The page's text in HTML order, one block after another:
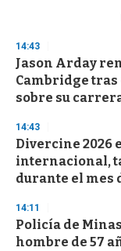
d
s
o
f
3
s
e
c
o
n
14:43
Jason Arday
Cambridge
sobre su
14:43
Divercine 2026
internacional,
durante el mes
14:11
Policía de
hombre de 57